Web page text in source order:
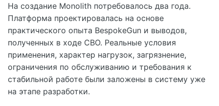
На создание Monolith потребовалось два года.
Платформа проектировалась на основе
практического опыта BespokeGun и выводов,
полученных в ходе СВО. Реальные условия
применения, характер нагрузок, загрязнение,
ограничения по обслуживанию и требования к
стабильной работе были заложены в систему уже
на этапе разработки.